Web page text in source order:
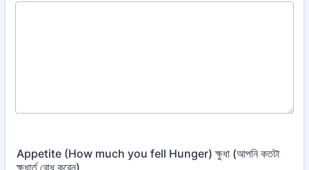
Appetite (How much you fell Hunger) ক্ষুধা (আপনি কতটা
ক্ষুধার্ত বোধ করেন)